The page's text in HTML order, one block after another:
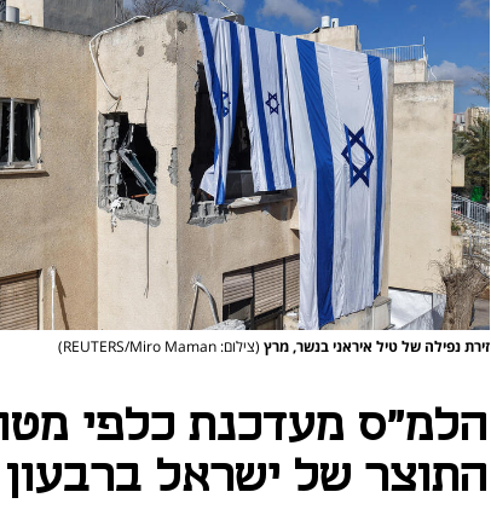
זירת נפילה של טיל איראני בנשר, מרץ (צילום: REUTERS/Miro Maman)
הלמ"ס מעדכנת כלפי
התוצר של ישראל